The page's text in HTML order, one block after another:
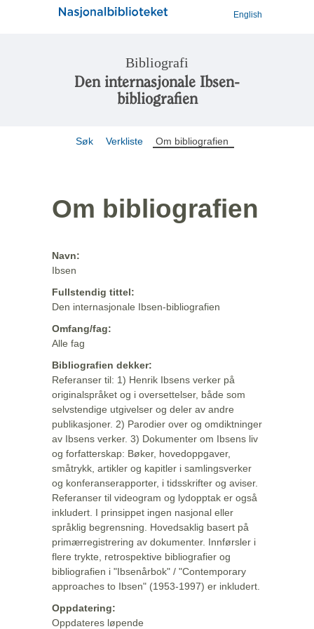
English
Bibliografi
Den internasjonale Ibsen-
bibliografien
Søk Verkliste Om bibliografien
Om bibliografien
Navn:
Ibsen
Fullstendig tittel:
Den internasjonale Ibsen-bibliografien
Omfang/fag:
Alle fag
Bibliografien dekker:
Referanser til: 1) Henrik Ibsens verker på
originalspråket og i oversettelser, både som
selvstendige utgivelser og deler av andre
publikasjoner. 2) Parodier over og omdiktninger
av Ibsens verker. 3) Dokumenter om Ibsens liv
og forfatterskap: Bøker, hovedoppgaver,
småtrykk, artikler og kapitler i samlingsverker
og konferanserapporter, i tidsskrifter og aviser.
Referanser til videogram og lydopptak er også
inkludert. I prinsippet ingen nasjonal eller
språklig begrensning. Hovedsaklig basert på
primærregistrering av dokumenter. Innførsler i
flere trykte, retrospektive bibliografier og
bibliografien i "Ibsenårbok" / "Contemporary
approaches to Ibsen" (1953-1997) er inkludert.
Oppdatering:
Oppdateres løpende